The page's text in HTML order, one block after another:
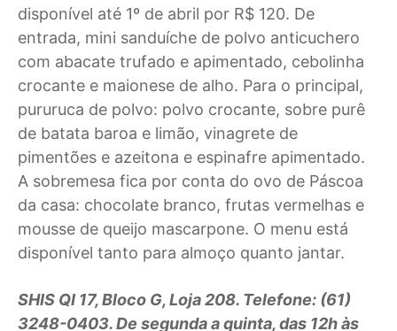
disponível até 1º de abril por R$ 120. De
entrada, mini sanduíche de polvo anticuchero
com abacate trufado e apimentado, cebolinha
crocante e maionese de alho. Para o principal,
pururuca de polvo: polvo crocante, sobre purê
de batata baroa e limão, vinagrete de
pimentões e azeitona e espinafre apimentado.
A sobremesa fica por conta do ovo de Páscoa
da casa: chocolate branco, frutas vermelhas e
mousse de queijo mascarpone. O menu está
disponível tanto para almoço quanto jantar.
SHIS QI 17, Bloco G, Loja 208. Telefone: (61)
3248-0403. De segunda a quinta, das 12h às